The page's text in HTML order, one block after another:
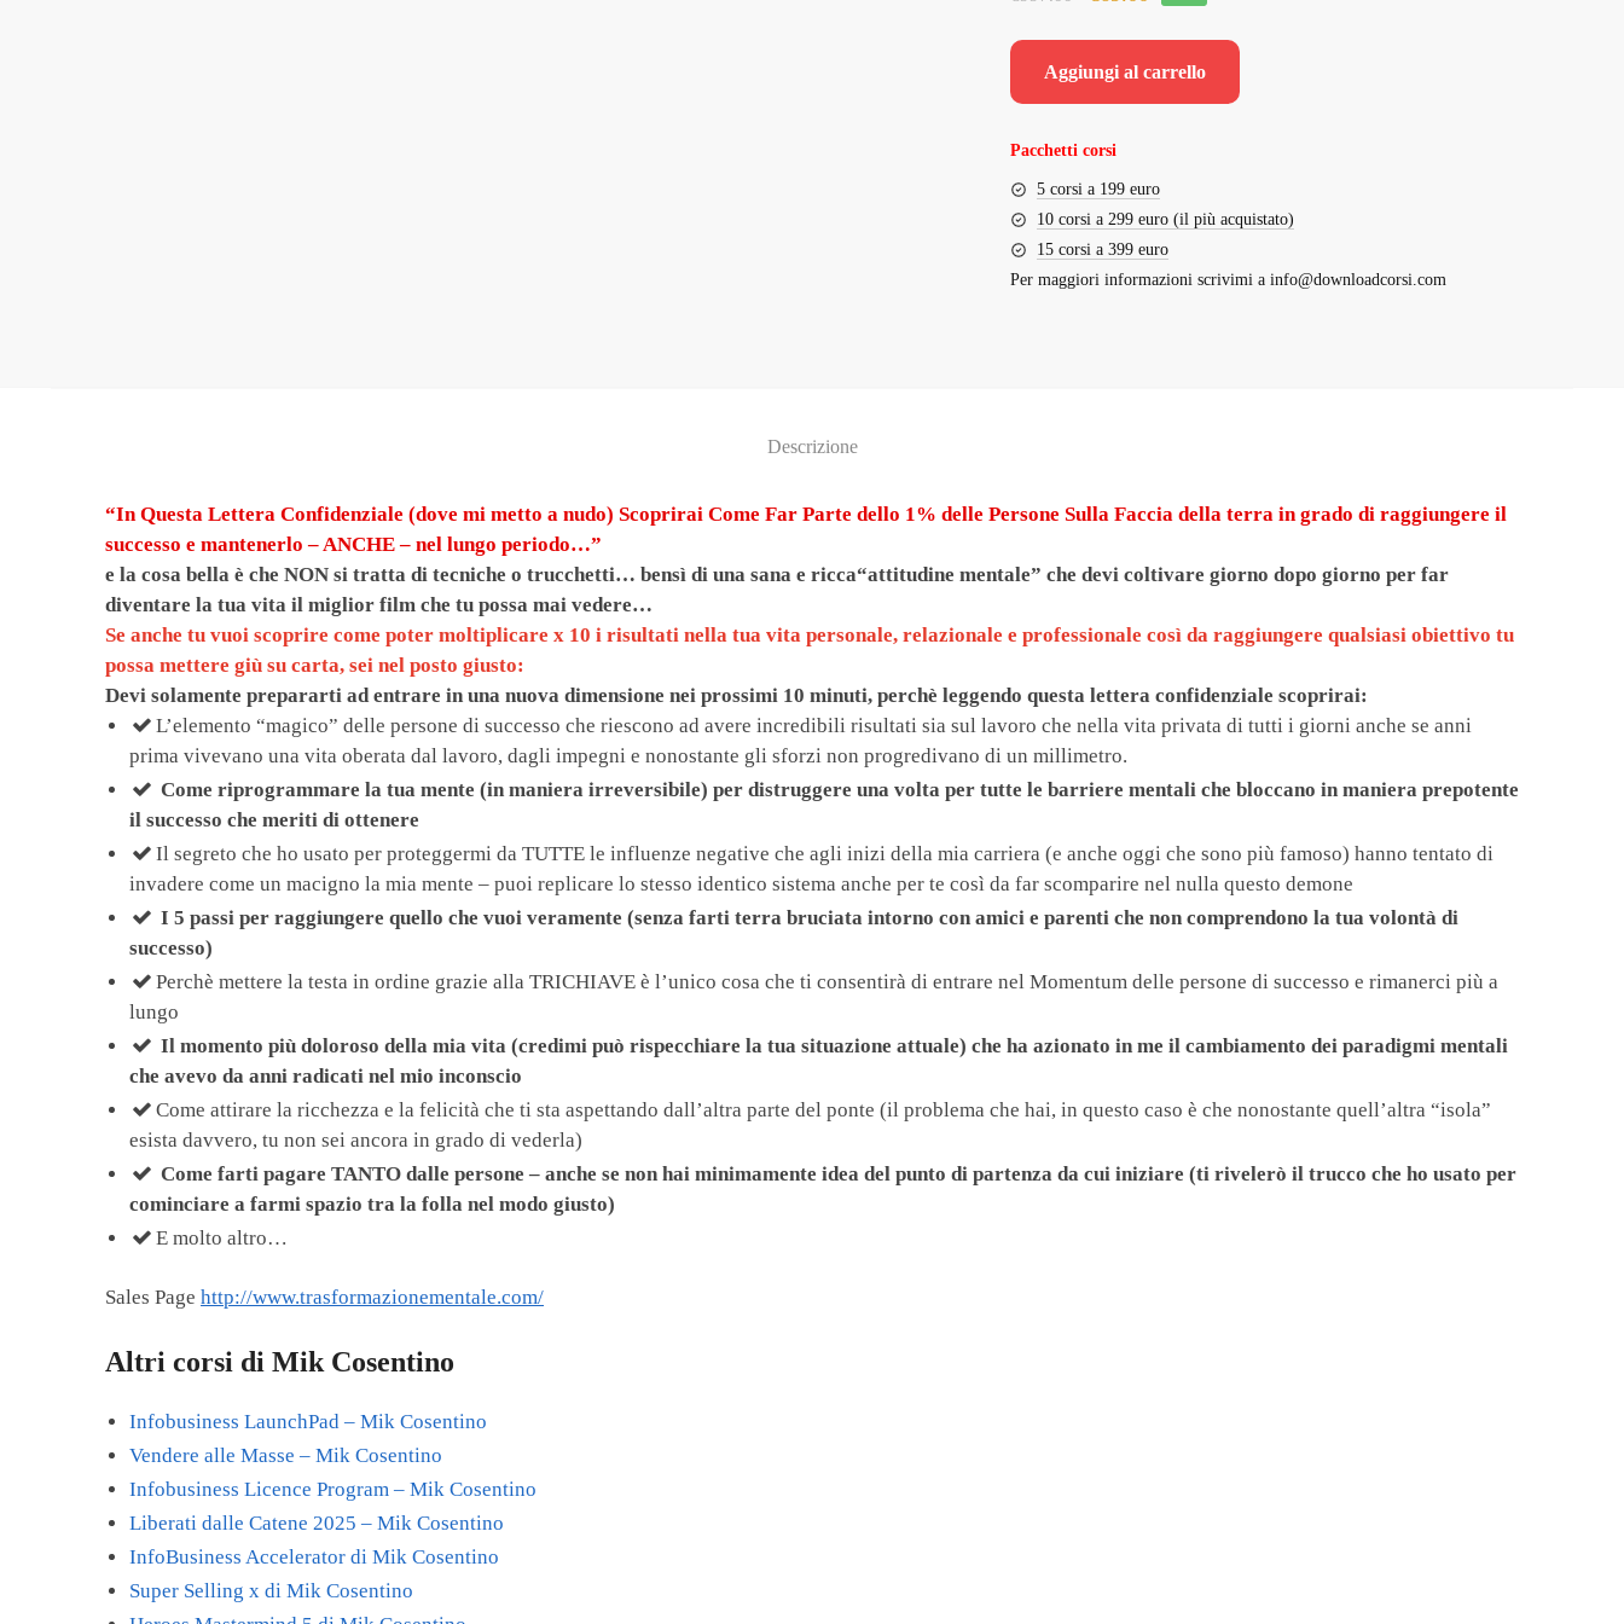
originale
era:
attuale
è:
Aggiungi al carrello
Pacchetti corsi
5 corsi a 199 euro
10 corsi a 299 euro (il più acquistato)
15 corsi a 399 euro
Per maggiori informazioni scrivimi a info@downloadcorsi.com
Descrizione
“In Questa Lettera Confidenziale (dove mi metto a nudo) Scoprirai Come Far Parte dello 1% delle Persone Sulla Faccia della terra in grado di raggiungere il
successo e mantenerlo – ANCHE – nel lungo periodo…”
e la cosa bella è che NON si tratta di tecniche o trucchetti… bensì di una sana e ricca“attitudine mentale” che devi coltivare giorno dopo giorno per far
diventare la tua vita il miglior film che tu possa mai vedere…
Se anche tu vuoi scoprire come poter moltiplicare x 10 i risultati nella tua vita personale, relazionale e professionale così da raggiungere qualsiasi obiettivo tu
possa mettere giù su carta, sei nel posto giusto:
Devi solamente prepararti ad entrare in una nuova dimensione nei prossimi 10 minuti, perchè leggendo questa lettera confidenziale scoprirai:
L’elemento “magico” delle persone di successo che riescono ad avere incredibili risultati sia sul lavoro che nella vita privata di tutti i giorni anche se anni
prima vivevano una vita oberata dal lavoro, dagli impegni e nonostante gli sforzi non progredivano di un millimetro.
Come riprogrammare la tua mente (in maniera irreversibile) per distruggere una volta per tutte le barriere mentali che bloccano in maniera prepotente
il successo che meriti di ottenere
​Il segreto che ho usato per proteggermi da TUTTE le influenze negative che agli inizi della mia carriera (e anche oggi che sono più famoso) hanno tentato di
invadere come un macigno la mia mente – puoi replicare lo stesso identico sistema anche per te così da far scomparire nel nulla questo demone
I 5 passi per raggiungere quello che vuoi veramente (senza farti terra bruciata intorno con amici e parenti che non comprendono la tua volontà di
successo)
​Perchè mettere la testa in ordine grazie alla TRICHIAVE è l’unico cosa che ti consentirà di entrare nel Momentum delle persone di successo e rimanerci più a
lungo
Il momento più doloroso della mia vita (credimi può rispecchiare la tua situazione attuale) che ha azionato in me il cambiamento dei paradigmi mentali
che avevo da anni radicati nel mio inconscio
​Come attirare la ricchezza e la felicità che ti sta aspettando dall’altra parte del ponte (il problema che hai, in questo caso è che nonostante quell’altra “isola”
esista davvero, tu non sei ancora in grado di vederla)
Come farti pagare TANTO dalle persone – anche se non hai minimamente idea del punto di partenza da cui iniziare (ti rivelerò il trucco che ho usato per
cominciare a farmi spazio tra la folla nel modo giusto)
​E molto altro…
Sales Pagehttp://www.trasformazionementale.com/
Altri corsi di Mik Cosentino
Infobusiness LaunchPad – Mik Cosentino
Vendere alle Masse – Mik Cosentino
Infobusiness Licence Program – Mik Cosentino
Liberati dalle Catene 2025 – Mik Cosentino
InfoBusiness Accelerator di Mik Cosentino
Super Selling x di Mik Cosentino